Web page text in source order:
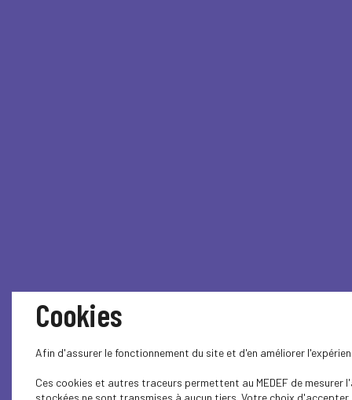
Cookies
Afin d'assurer le fonctionnement du site et d'en améliorer
Ces cookies et autres traceurs permettent au MEDEF de
stockées ne sont transmises à aucun tiers. Votre choix